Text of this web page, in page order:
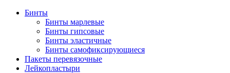
Бинты
Бинты марлевые
Бинты гипсовые
Бинты эластичные
Бинты самофиксирующиеся
Пакеты перевязочные
Лейкопластыри